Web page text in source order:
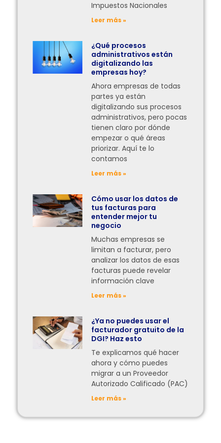
Impuestos Nacionales
Leer más »
¿Qué procesos
administrativos están
digitalizando las
empresas hoy?
Ahora empresas de todas
partes ya están
digitalizando sus procesos
administrativos, pero pocas
tienen claro por dónde
empezar o qué áreas
priorizar. Aquí te lo
contamos
Leer más »
Cómo usar los datos de
tus facturas para
entender mejor tu
negocio
Muchas empresas se
limitan a facturar, pero
analizar los datos de esas
facturas puede revelar
información clave
Leer más »
¿Ya no puedes usar el
facturador gratuito de la
DGI? Haz esto
Te explicamos qué hacer
ahora y cómo puedes
migrar a un Proveedor
Autorizado Calificado (PAC)
Leer más »